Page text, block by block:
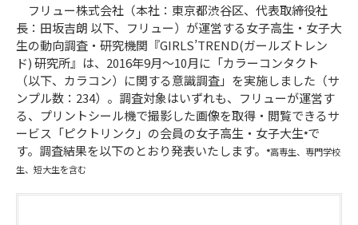
フリュー株式会社（本社：東京都渋谷区、代表取締役社
長：田坂吉朗 以下、フリュー）が運営する女子高生・女子大
生の動向調査・研究機関『GIRLS’TREND(ガールズトレン
ド) 研究所』は、2016年9月～10月に「カラーコンタクト
（以下、カラコン）に関する意識調査」を実施しました（サ
ンプル数：234）。調査対象はいずれも、フリューが運営す
る、プリントシール機で撮影した画像を取得・閲覧できるサ
ービス「ピクトリンク」の会員の女子高生・女子大生*で
す。調査結果を以下のとおり発表いたします。 *高専生、専門学校
生、短大生を含む